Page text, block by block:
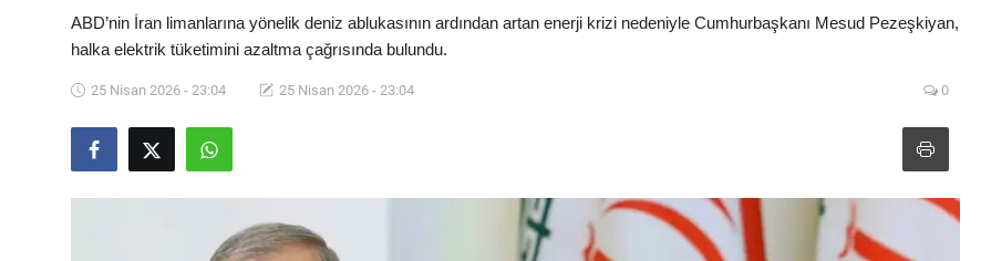
ABD’nin İran limanlarına yönelik deniz ablukasının ardından artan enerji krizi nedeniyle Cumhurbaşkanı Mesud Pezeşkiyan,
halka elektrik tüketimini azaltma çağrısında bulundu.
25 Nisan 2026 - 23:04 25 Nisan 2026 - 23:04 0